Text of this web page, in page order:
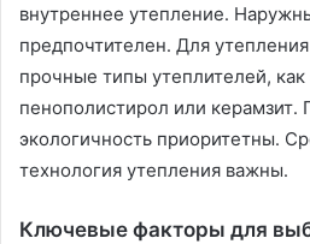
внутреннее утепление․
предпочтителен․ Для
прочные типы утеплителей,
пенополистирол или керамзит․
экологичность приоритетны․
технология утепления важны․
Ключевые факторы для